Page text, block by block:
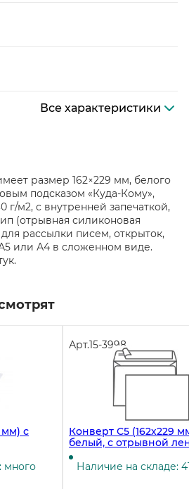
Все характеристики
размер 162×229 мм, белого
подсказом «Куда-Кому»,
г/м2, с внутренней запечаткой,
(отрывная силиконовая
рассылки писем, открыток,
или А4 в сложенном виде.
мм) с
много
Арт.15-3998
Конверт С5 (162х229
белый, с отрывной
1000 штук
Наличие на складе: